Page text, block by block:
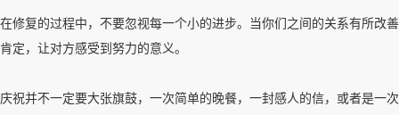
在修复的过程中，不要忽视每一个小的进步。当你们之间的关系有所改
肯定，让对方感受到努力的意义。
庆祝并不一定要大张旗鼓，一次简单的晚餐，一封感人的信，或者是一